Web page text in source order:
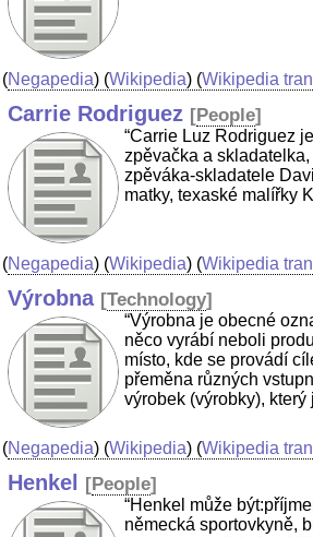
(Negapedia) (Wikipedia) (Wikipedia
Carrie Rodriguez [People]
“Carrie Luz Rodriguez
zpěvačka a
zpěváka-skladatele
matky, texaské malířky
(Negapedia) (Wikipedia) (Wikipedia
Výrobna [Technology]
“Výrobna je obecné
něco vyrábí neboli
místo, kde se provádí
přeměna různých
výrobek (výrobky),
(Negapedia) (Wikipedia) (Wikipedia
Henkel [People]
“Henkel může
německá sportovkyně,